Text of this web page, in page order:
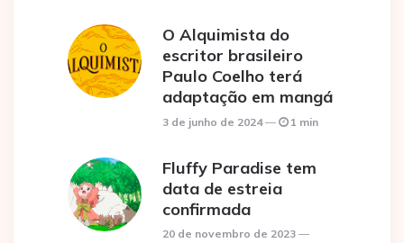
O Alquimista do
escritor brasileiro
Paulo Coelho terá
adaptação em mangá
3 de junho de 2024 1 min
Fluffy Paradise tem
data de estreia
confirmada
20 de novembro de 2023